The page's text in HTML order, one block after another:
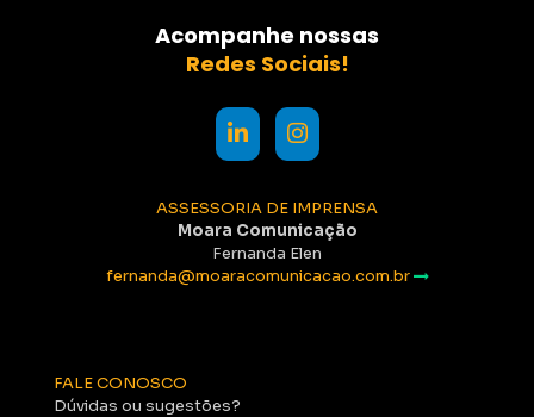
Acompanhe nossas
Redes Sociais!
ASSESSORIA DE IMPRENSA
Moara Comunicação
Fernanda Elen
fernanda@moaracomunicacao.com.br
FALE CONOSCO
Dúvidas ou sugestões?